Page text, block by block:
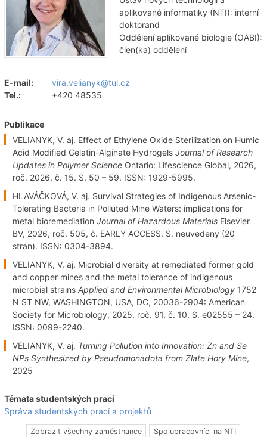
aplikované informatiky (NTI): interní
doktorand
Oddělení aplikované biologie (OABI):
člen(ka) oddělení
E-mail:
vira.velianyk@tul.cz
Tel.:
+420 48535
Publikace
VELIANYK, V. aj. Effect of Ethylene Oxide Sterilization on Humic
Acid Modified Gelatin-Alginate Hydrogels Journal of Research
Updates in Polymer ScienceOntario: Lifescience Global, 2026,
roč. 2026, č. 15. S. 50 – 59. ISSN: 1929-5995.
HLAVÁČKOVÁ, V. aj. Survival Strategies of Indigenous Arsenic-
Tolerating Bacteria in Polluted Mine Waters: implications for
metal bioremediation Journal of Hazardous MaterialsElsevier
BV, 2026, roč. 505, č. EARLY ACCESS. S. neuvedeny (20
stran). ISSN: 0304-3894.
VELIANYK, V. aj. Microbial diversity at remediated former gold
and copper mines and the metal tolerance of indigenous
microbial strains Applied and Environmental Microbiology1752
N ST NW, WASHINGTON, USA, DC, 20036-2904: American
Society for Microbiology, 2025, roč. 91, č. 10. S. e02555 – 24.
ISSN: 0099-2240.
VELIANYK, V. aj. Turning Pollution into Innovation: Zn and Se
NPs Synthesized by Pseudomonadota from Zlate Hory Mine,
2025
Témata studentských prací
Správa studentských prací a projektů
Zobrazit všechny zaměstnance Spolupracovníci na NTI